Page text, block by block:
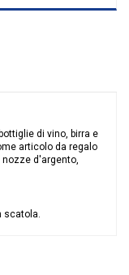
di vino, birra e
articolo da regalo
d'argento,
scatola.